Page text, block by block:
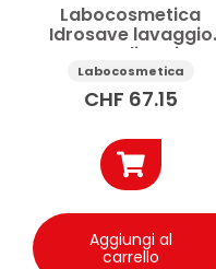
Labocosmetica
Idrosave lavaggio
auto polimerico
senza risciacquo 4.5 l
Labocosmetica
CHF 67.15
Aggiungi al
carrello